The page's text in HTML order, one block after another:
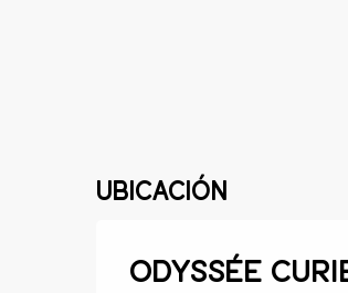
Ubicación
Odyssée